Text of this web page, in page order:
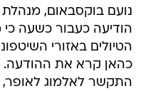
נועם בוקסבאום,
הודיעה כעבור כשעה
הטיולים באזורי
כהאן קרא את ההודעה.
התקשר לאלמוג לאופר,